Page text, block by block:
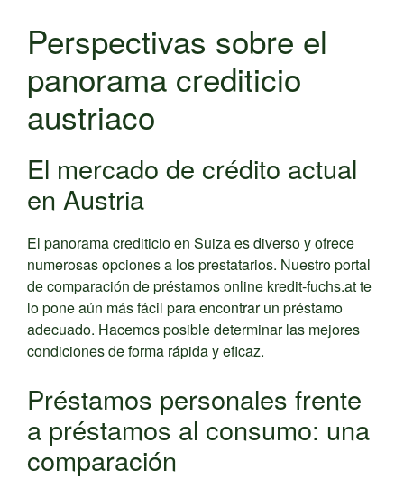
Perspectivas sobre el
panorama crediticio
austriaco
El mercado de crédito actual
en Austria
El panorama crediticio en Suiza es diverso y ofrece
numerosas opciones a los prestatarios. Nuestro portal
de comparación de préstamos online kredit-fuchs.at te
lo pone aún más fácil para encontrar un préstamo
adecuado. Hacemos posible determinar las mejores
condiciones de forma rápida y eficaz.
Préstamos personales frente
a préstamos al consumo: una
comparación